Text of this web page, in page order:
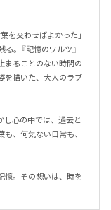
を交わせばよかった」
る。『記憶のワルツ』
まることのない時間の
を描いた、大人のラブ
し心の中では、過去と
、何気ない日常も、
憶。その想いは、時を